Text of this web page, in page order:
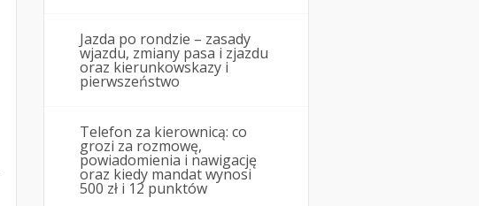
Jazda po rondzie – zasady
wjazdu, zmiany pasa i zjazdu
oraz kierunkowskazy i
pierwszeństwo
Telefon za kierownicą: co
grozi za rozmowę,
powiadomienia i nawigację
oraz kiedy mandat wynosi
500 zł i 12 punktów